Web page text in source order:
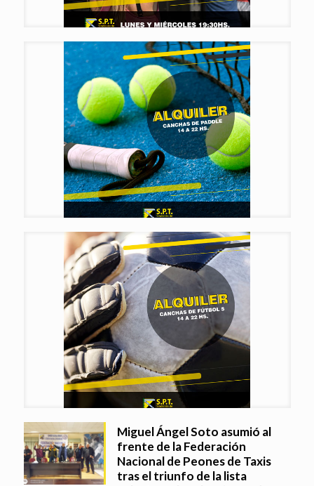
Miguel Ángel Soto asumió al
frente de la Federación
Nacional de Peones de Taxis
tras el triunfo de la lista